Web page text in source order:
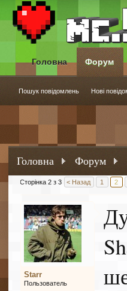
Головна Форум
Сторінка 2 з 3 < Назад 1 2
Starr
Пользователь
Головна Форум
Пошук повідомлень Нові